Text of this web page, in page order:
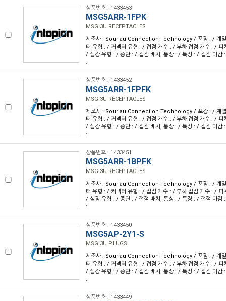
상품번호 : 1433453
MSG5ARR-1FPK
MSG 3U RECEPTACLES
제조사 : Souriau Connection Technology / 포장 : / 계열
터 유형 : / 커넥터 유형 : / 접점 개수 : / 부하 접점 개수 : /
/ 실장 유형 : / 종단 : / 접점 배치, 통상 : / 특징 : / 접점 마감
:
상품번호 : 1433452
MSG5ARR-1FPFK
MSG 3U RECEPTACLES
제조사 : Souriau Connection Technology / 포장 : / 계열
터 유형 : / 커넥터 유형 : / 접점 개수 : / 부하 접점 개수 : /
/ 실장 유형 : / 종단 : / 접점 배치, 통상 : / 특징 : / 접점 마감
:
상품번호 : 1433451
MSG5ARR-1BPFK
MSG 3U RECEPTACLES
제조사 : Souriau Connection Technology / 포장 : / 계열
터 유형 : / 커넥터 유형 : / 접점 개수 : / 부하 접점 개수 : /
/ 실장 유형 : / 종단 : / 접점 배치, 통상 : / 특징 : / 접점 마감
:
상품번호 : 1433450
MSG5AP-2Y1-S
MSG 3U PLUGS
제조사 : Souriau Connection Technology / 포장 : / 계열
터 유형 : / 커넥터 유형 : / 접점 개수 : / 부하 접점 개수 : /
/ 실장 유형 : / 종단 : / 접점 배치, 통상 : / 특징 : / 접점 마감
:
상품번호 : 1433449